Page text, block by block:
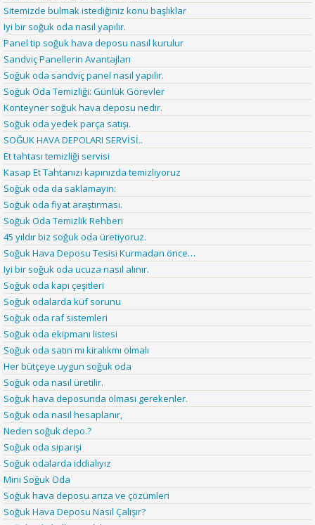
Sitemizde bulmak istediğiniz konu başlıklar
Iyi bir soğuk oda nasıl yapılır.
Panel tip soğuk hava deposu nasıl kurulur
Sandviç Panellerin Avantajları
Soğuk oda sandviç panel nasıl yapılır.
Soğuk Oda Temizliği: Günlük Görevler
Konteyner soğuk hava deposu nedir.
Soğuk oda yedek parça satışı.
SOĞUK HAVA DEPOLARI SERVİSİ..
Et tahtası temizliği servisi
Kasap Et Tahtanızı kapınızda temizliyoruz
Soğuk oda da saklamayın:
Soğuk oda fiyat araştırması.
Soğuk Oda Temizlik Rehberi
45 yıldır biz soğuk oda üretiyoruz.
Soğuk Hava Deposu Tesisi Kurmadan önce…
Iyi bir soğuk oda ucuza nasıl alınır.
Soğuk oda kapı çeşitleri
Soğuk odalarda küf sorunu
Soğuk oda raf sistemleri
Soğuk oda ekipmanı listesi
Soğuk oda satın mı kiralıkmı olmalı
Her bütçeye uygun soğuk oda
Soğuk oda nasıl üretilir.
Soğuk hava deposunda olması gerekenler.
Soğuk oda nasıl hesaplanır,
Neden soğuk depo.?
Soğuk oda siparişi
Soğuk odalarda iddialıyız
Mini Soğuk Oda
Soğuk hava deposu arıza ve çözümleri
Soğuk Hava Deposu Nasıl Çalışır?